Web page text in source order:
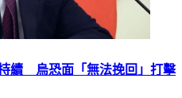
續 烏恐面「無法挽回」打擊